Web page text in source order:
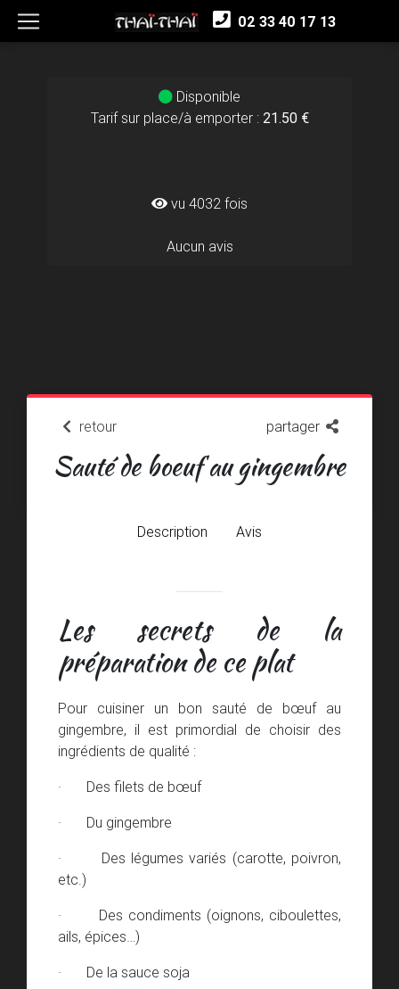
02 33 40 17 13
Disponible
Tarif sur place/à emporter : 21.50 €
vu 4032 fois
Aucun avis
retour partager
Sauté de boeuf au gingembre
Description Avis
Les secrets de la
préparation de ce plat
Pour cuisiner un bon sauté de bœuf au
gingembre, il est primordial de choisir des
ingrédients de qualité :
· Des filets de bœuf
· Du gingembre
· Des légumes variés (carotte, poivron,
etc.)
· Des condiments (oignons, ciboulettes,
ails, épices…)
· De la sauce soja